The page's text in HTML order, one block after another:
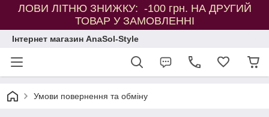
ЛОВИ ЛІТНЮ ЗНИЖКУ: -100 грн. НА ДРУГИЙ
ТОВАР У ЗАМОВЛЕННІ
Інтернет магазин AnaSol-Style
Умови повернення та обміну